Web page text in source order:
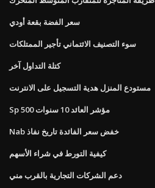
سعر الفضة بقعة أودي
سوء التصنيف الائتماني تأجير الممتلكات
كتلة التداول آخر
مستودع المنزل هدية التسجيل على الانترنت
Sp 500 مؤشر العائد 10 سنوات
Nab خفض سعر الفائدة تاريخ نفاذ
كيفية التورط في شراء الأسهم
دعم الشركات التجارية بالقرب مني